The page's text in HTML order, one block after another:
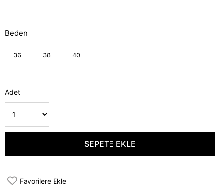
Beden
36 38 40
Adet
Favorilere Ekle